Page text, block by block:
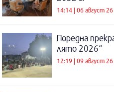
14:14 | 06 август 26
Поредна
лято 2026“
12:19 | 09 август 26